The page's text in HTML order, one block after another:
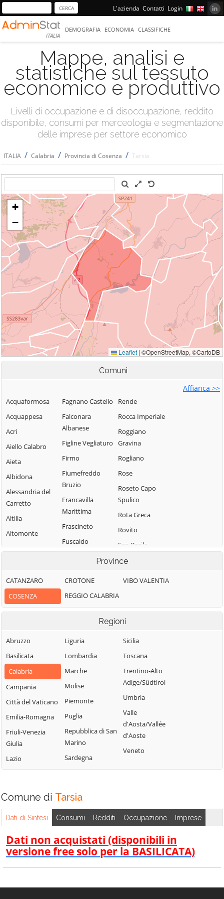
L'azienda Contatti Login
ITALIA
DEMOGRAFIA ECONOMIA CLASSIFICHE
Mappe, analisi e
statistiche sul tessuto
economico e produttivo
Livelli di occupazione e di disoccupazione, reddito
disponibile, consumi per merceologia e segmentazione
delle imprese per settore economico
ITALIA / Calabria / Provincia di Cosenza / Tarsia
Comuni
Affianca >>
Acquaformosa
Acquappesa
Acri
Aiello Calabro
Aieta
Albidona
Alessandria del
Carretto
Altilia
Altomonte
Amantea
Aprigliano
Belmonte
Calabro
Bianchi
Bisignano
Bocchigliero
Bonifati
Buonvicino
Calopezzati
Cariati
Carolei
Casali del Manco
Cassano all'Ionio
Fagnano Castello
Falconara
Albanese
Figline Vegliaturo
Firmo
Fiumefreddo
Bruzio
Francavilla
Marittima
Frascineto
Fuscaldo
Piemontese
Lago
Laino Castello
Lappano
Lattarico
Longobardi
Longobucco
Lungro
Luzzi
Mandatoriccio
Mangone
Marano
Marchesato
Marano
Rende
Rocca Imperiale
Roggiano
Gravina
Rogliano
Rose
Roseto Capo
Spulico
Rota Greca
Rovito
San Basile
San Benedetto
Albanese
San Demetrio
Corone
San Donato di
San Giorgio
Albanese
San Giovanni in
Fiore
San Lorenzo
Vallo
Argentano
Finita
San Nicola Arcella
Province
CATANZARO
COSENZA
CROTONE
REGGIO CALABRIA
VIBO VALENTIA
Regioni
Abruzzo
Basilicata
Calabria
Campania
Città del Vaticano
Emilia-Romagna
Friuli-Venezia
Giulia
Lazio
Liguria
Lombardia
Marche
Molise
Piemonte
Puglia
Repubblica di San
Marino
Sardegna
Sicilia
Toscana
Trentino-Alto
Adige/Südtirol
Umbria
Valle
d'Aosta/Vallée
d'Aoste
Veneto
Comune di Tarsia
Dati di Sintesi Consumi Redditi Occupazione Imprese
Dati non acquistati (disponibili in
versione free solo per la BASILICATA)